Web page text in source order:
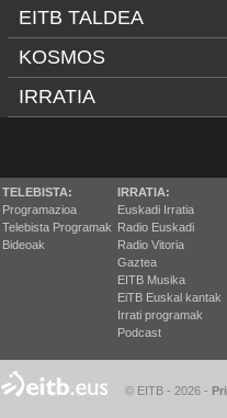
EITB TALDEA
KOSMOS
IRRATIA
TELEBISTA:
Programazioa
Telebista Programak
Bideoak
IRRATIA:
Euskadi Irratia
Radio Euskadi
Radio Vitoria
Gaztea
EITB Musika
EiTB Euskal kantak
Irrati programak
Podcast
© EITB - 2026 -